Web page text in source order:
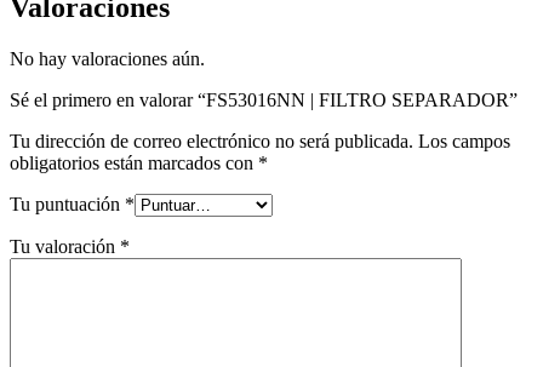
Valoraciones
No hay valoraciones aún.
Sé el primero en valorar “FS53016NN | FILTRO SEPARADOR”
Tu dirección de correo electrónico no será publicada. Los campos
obligatorios están marcados con *
Tu puntuación *
Tu valoración *